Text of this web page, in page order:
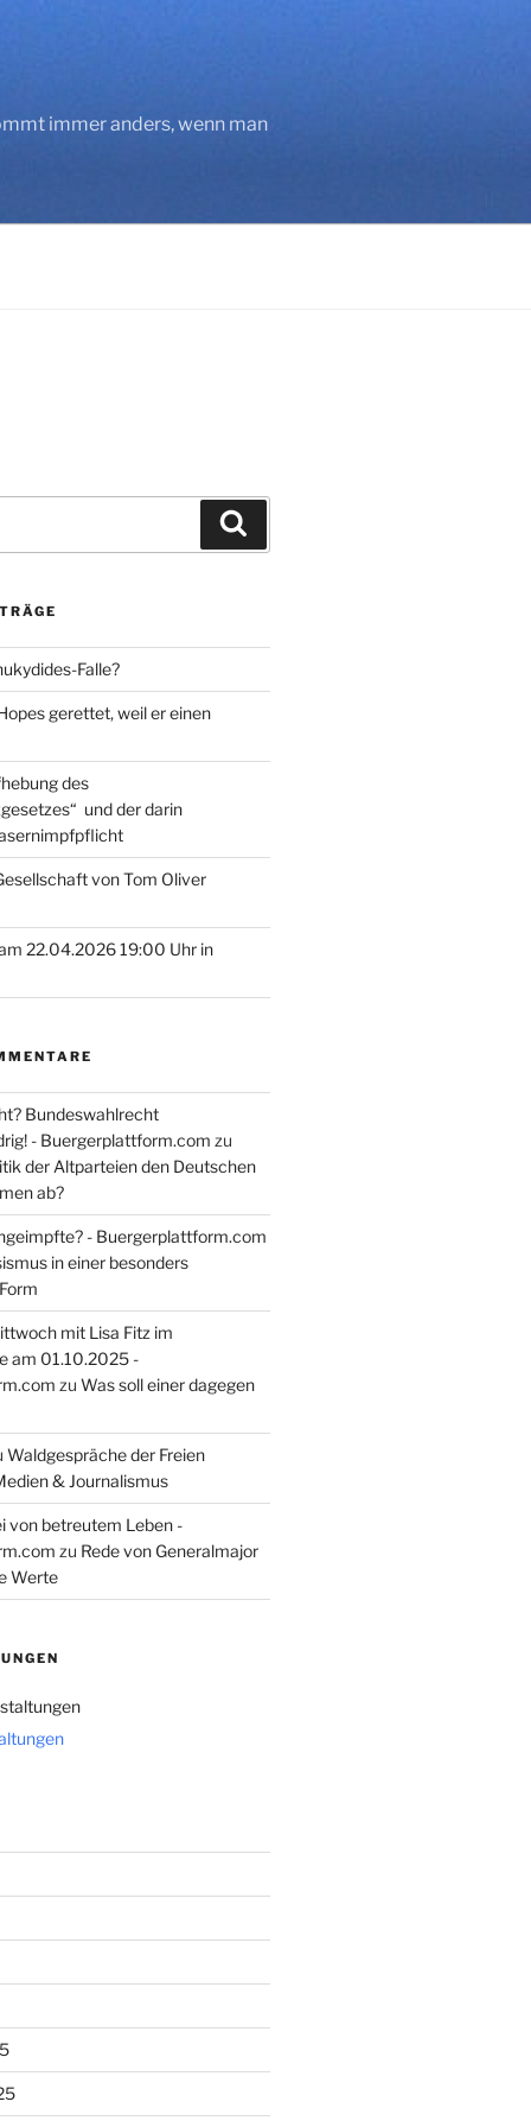
immer anders, wenn man
Falle?
gerettet, weil er einen
des
und der darin
von Tom Oliver
22.04.2026 19:00 Uhr in
Bundeswahlrecht
- Buergerplattform.com zu
der Altparteien den Deutschen
ab?
- Buergerplattform.com
in einer besonders
mit Lisa Fitz im
am 01.10.2025 -
zu Was soll einer dagegen
Waldgespräche der Freien
& Journalismus
von betreutem Leben -
zu Rede von Generalmajor
Werte